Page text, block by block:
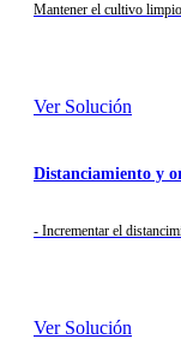
Mantener el cultivo
Ver Solución
Distanciamiento y
- Incrementar el
Ver Solución